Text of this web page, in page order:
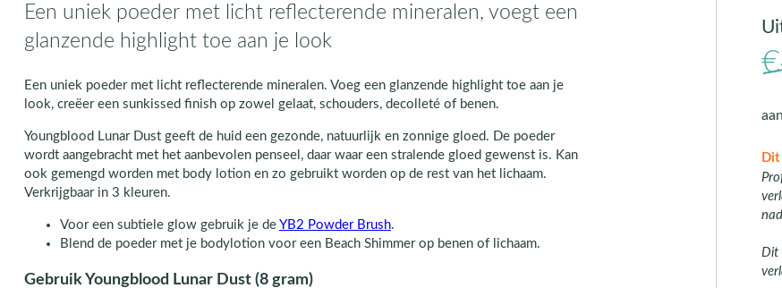
Een uniek poeder met licht reflecterende mineralen, voegt een
glanzende highlight toe aan je look
Een uniek poeder met licht reflecterende mineralen. Voeg een glanzende highlight toe aan je
look, creëer een sunkissed finish op zowel gelaat, schouders, decolleté of benen.
Youngblood Lunar Dust geeft de huid een gezonde, natuurlijk en zonnige gloed. De poeder
wordt aangebracht met het aanbevolen penseel, daar waar een stralende gloed gewenst is. Kan
ook gemengd worden met body lotion en zo gebruikt worden op de rest van het lichaam.
Verkrijgbaar in 3 kleuren.
Voor een subtiele glow gebruik je de YB2 Powder Brush.
Blend de poeder met je bodylotion voor een Beach Shimmer op benen of lichaam.
Gebruik Youngblood Lunar Dust (8 gram)
Dit